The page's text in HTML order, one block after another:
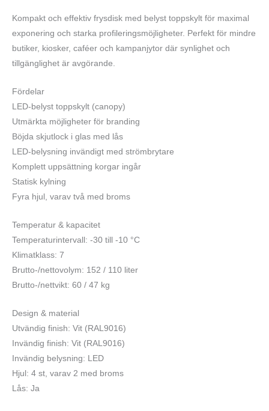
Kompakt och effektiv frysdisk med belyst toppskylt för maximal
exponering och starka profileringsmöjligheter. Perfekt för mindre
butiker, kiosker, caféer och kampanjytor där synlighet och
tillgänglighet är avgörande.
Fördelar
LED-belyst toppskylt (canopy)
Utmärkta möjligheter för branding
Böjda skjutlock i glas med lås
LED-belysning invändigt med strömbrytare
Komplett uppsättning korgar ingår
Statisk kylning
Fyra hjul, varav två med broms
Temperatur & kapacitet
Temperaturintervall: -30 till -10 °C
Klimatklass: 7
Brutto-/nettovolym: 152 / 110 liter
Brutto-/nettvikt: 60 / 47 kg
Design & material
Utvändig finish: Vit (RAL9016)
Invändig finish: Vit (RAL9016)
Invändig belysning: LED
Hjul: 4 st, varav 2 med broms
Lås: Ja